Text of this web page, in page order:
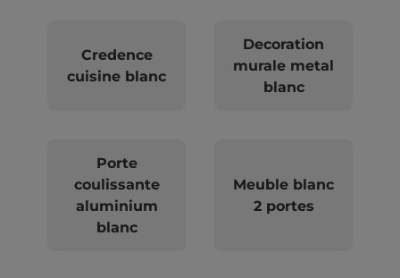
Credence
cuisine blanc
Decoration
murale metal
blanc
Porte
coulissante
aluminium
blanc
Meuble blanc
2 portes